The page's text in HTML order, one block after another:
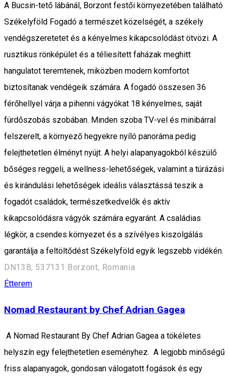
A Bucsin-tető lábánál, Borzont festői környezetében található
Székelyföld Fogadó a természet közelségét, a székely
vendégszeretetet és a kényelmes kikapcsolódást ötvözi. A
rusztikus rönképület és a téliesített faházak meghitt
hangulatot teremtenek, miközben modern komfortot
biztosítanak vendégeik számára. A fogadó összesen 36
férőhellyel várja a pihenni vágyókat 18 kényelmes, saját
fürdőszobás szobában. Minden szoba TV-vel és minibárral
felszerelt, a környező hegyekre nyíló panoráma pedig
felejthetetlen élményt nyújt. A helyi alapanyagokból készülő
bőséges reggeli, a wellness-lehetőségek, valamint a túrázási
és kirándulási lehetőségek ideális választássá teszik a
fogadót családok, természetkedvelők és aktív
kikapcsolódásra vágyók számára egyaránt. A családias
légkör, a csendes környezet és a szívélyes kiszolgálás
garantálja a feltöltődést Székelyföld egyik legszebb vidékén.
DN13B, 537131 Borzont, Romania
Étterem
Nomad Restaurant by Chef Adrian Gagea
A Nomad Restaurant By Chef Adrian Gagea a tökéletes
helyszín egy felejthetetlen eseményhez. A legjobb minőségű
friss alapanyagok, gondosan válogatott fogások és egy